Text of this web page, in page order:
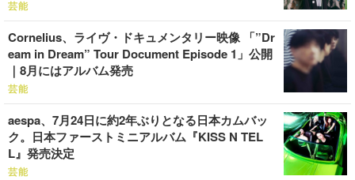
芸能
Cornelius、ライヴ・ドキュメンタリー映像 「”Dr
eam in Dream” Tour Document Episode 1」公開
｜8月にはアルバム発売
芸能
aespa、7月24日に約2年ぶりとなる日本カムバッ
ク。日本ファーストミニアルバム『KISS N TEL
L』発売決定
芸能